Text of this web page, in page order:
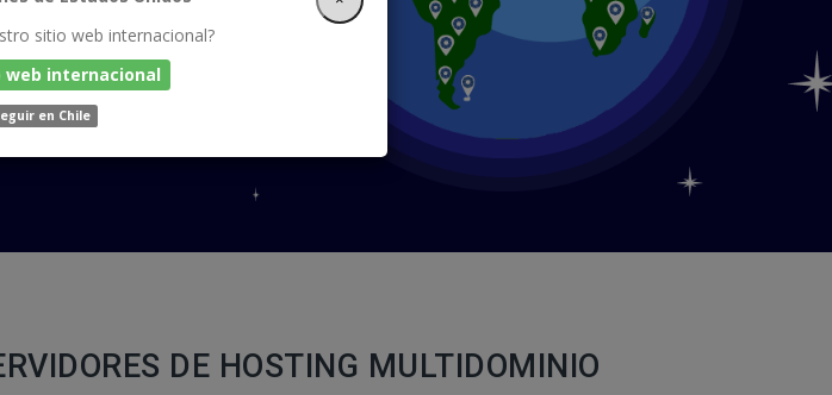
DE HOSTING MULTIDOMINIO
sitio web internacional?
internacional
en Chile